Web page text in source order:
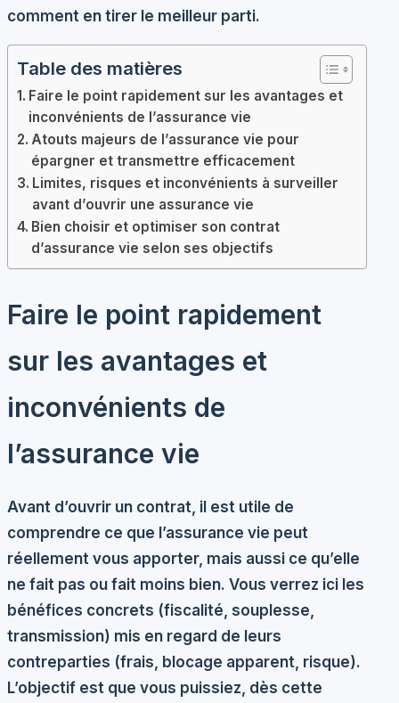
comment en tirer le meilleur parti.
Table des matières
Faire le point rapidement sur les avantages et
inconvénients de l’assurance vie
Atouts majeurs de l’assurance vie pour
épargner et transmettre efficacement
Limites, risques et inconvénients à surveiller
avant d’ouvrir une assurance vie
Bien choisir et optimiser son contrat
d’assurance vie selon ses objectifs
Faire le point rapidement
sur les avantages et
inconvénients de
l’assurance vie
Avant d’ouvrir un contrat, il est utile de
comprendre ce que l’assurance vie peut
réellement vous apporter, mais aussi ce qu’elle
ne fait pas ou fait moins bien. Vous verrez ici les
bénéfices concrets (fiscalité, souplesse,
transmission) mis en regard de leurs
contreparties (frais, blocage apparent, risque).
L’objectif est que vous puissiez, dès cette